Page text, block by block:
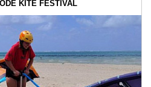
KITE FESTIVAL